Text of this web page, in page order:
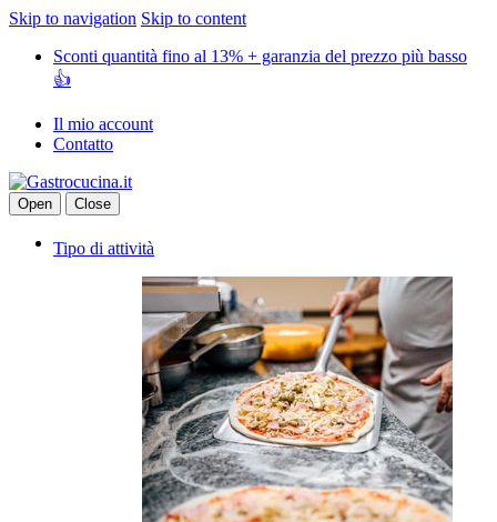
Skip to navigation Skip to content
Sconti quantità fino al 13% + garanzia del prezzo più basso
👍
Il mio account
Contatto
Open Close
Tipo di attività